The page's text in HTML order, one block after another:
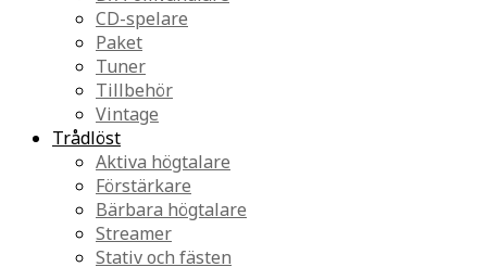
CD-spelare
Paket
Tuner
Tillbehör
Vintage
Trådlöst
Aktiva högtalare
Förstärkare
Bärbara högtalare
Streamer
Stativ och fästen